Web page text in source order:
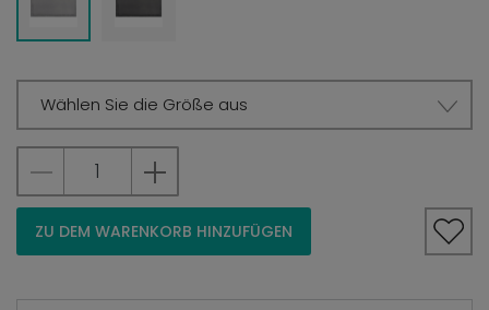
Wählen Sie die Größe aus
ZU DEM WARENKORB HINZUFÜGEN